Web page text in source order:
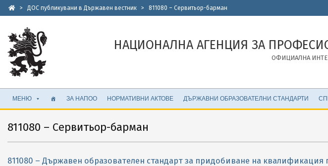
Skip
to
content
> ДОС публикувани в Държавен вестник > 811080 – Сервитьор-барман
НАЦИОНАЛНА АГЕНЦИЯ ЗА
ОФИЦИАЛНА
Secondary
Navigation
ЗА НАПОО НОРМАТИВНИ АКТОВЕ ДЪРЖАВНИ ОБРАЗОВАТЕЛНИ СТАНДАРТИ
МЕНЮ
811080 – Сервитьор-барман
811080 – Държавен образователен стандарт за придобиване на